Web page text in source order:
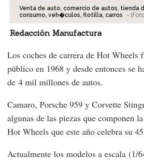
Venta de auto, comercio de autos, tienda
consumo, veh�culos, flotilla, carros
-
Redacción Manufactura
Los coches de carrera de Hot Wheels
público en 1968 y desde entonces se
de 4 mil millones de autos.
Camaro, Porsche 959 y Corvette
algunas de las piezas que componen
Hot Wheels que este año celebra su
Actualmente los modelos a escala (1/